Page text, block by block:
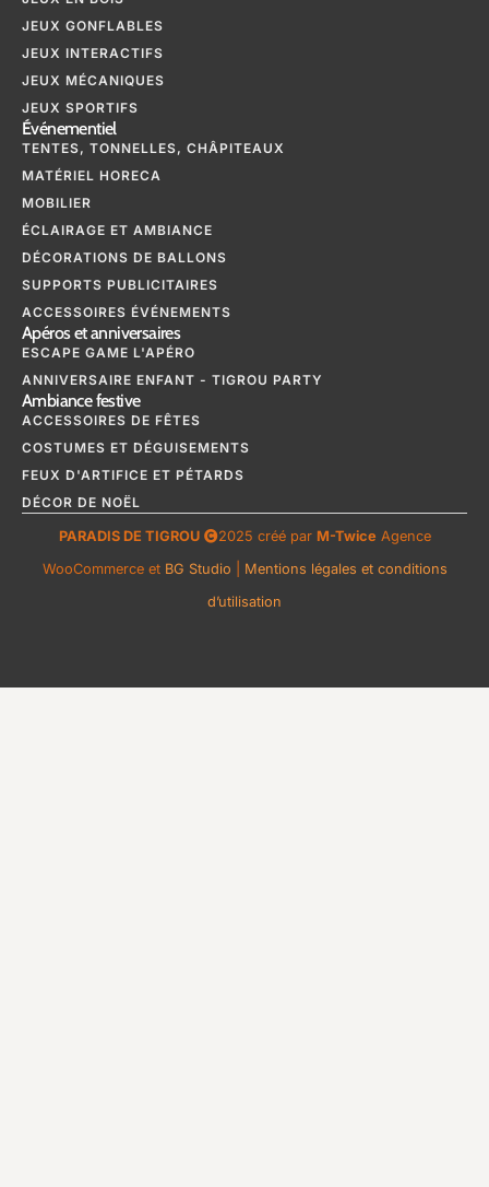
JEUX GONFLABLES
JEUX INTERACTIFS
JEUX MÉCANIQUES
JEUX SPORTIFS
Événementiel
TENTES, TONNELLES, CHÂPITEAUX
MATÉRIEL HORECA
MOBILIER
ÉCLAIRAGE ET AMBIANCE
DÉCORATIONS DE BALLONS
SUPPORTS PUBLICITAIRES
ACCESSOIRES ÉVÉNEMENTS
Apéros et anniversaires
ESCAPE GAME L'APÉRO
ANNIVERSAIRE ENFANT - TIGROU PARTY
Ambiance festive
ACCESSOIRES DE FÊTES
COSTUMES ET DÉGUISEMENTS
FEUX D'ARTIFICE ET PÉTARDS
DÉCOR DE NOËL
PARADIS DE TIGROU 2025 créé par M-Twice Agence
WooCommerce et BG Studio
Mentions légales et conditions
d’utilisation